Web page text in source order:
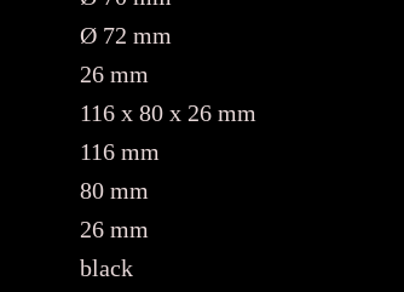
Ø 72 mm
26 mm
116 x 80 x 26 mm
116 mm
80 mm
26 mm
black